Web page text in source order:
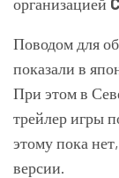
Поводом для
показали в
При этом в
трейлер игры
этому пока
версии.